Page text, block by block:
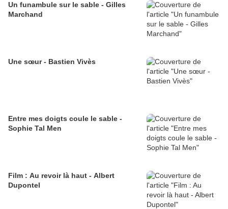
Un funambule sur le sable - Gilles
Marchand
Une sœur - Bastien Vivès
Entre mes doigts coule le sable -
Sophie Tal Men
Film : Au revoir là haut - Albert
Dupontel